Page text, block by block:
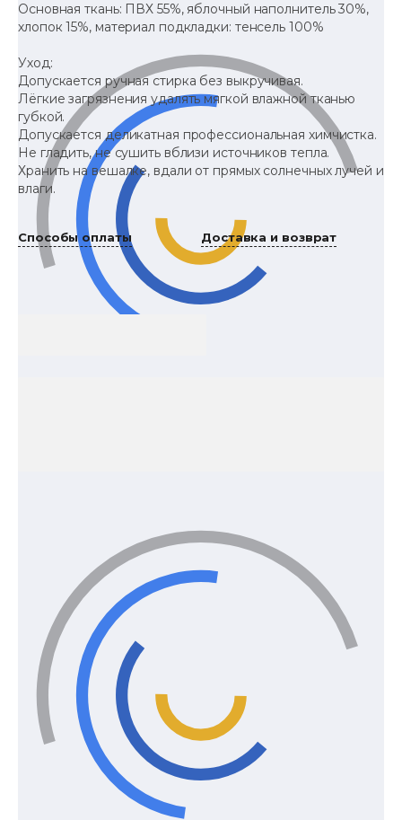
Основная ткань: ПВХ 55%, яблочный наполнитель 30%,
хлопок 15%, материал подкладки: тенсель 100%
Уход:
Допускается ручная стирка без выкручивая.
Лёгкие загрязнения удалять мягкой влажной тканью
губкой.
Допускается деликатная профессиональная химчистка.
Не гладить, не сушить вблизи источников тепла.
Хранить на вешалке, вдали от прямых солнечных лучей и
влаги.
Способы оплаты Доставка и возврат